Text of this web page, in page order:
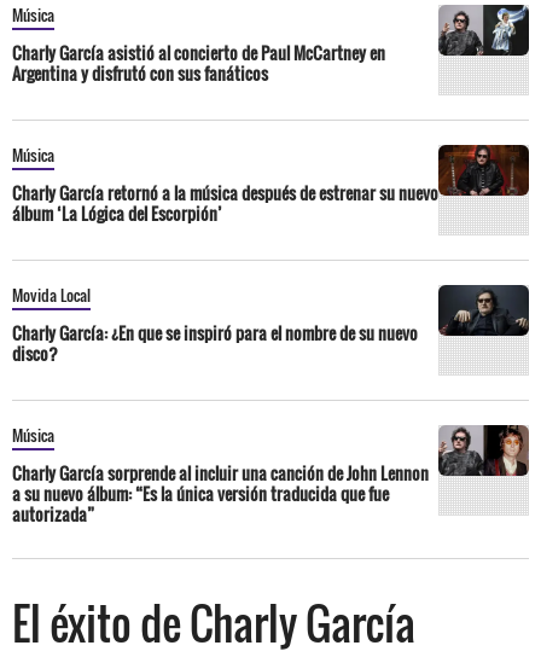
Música
Charly García asistió al concierto de Paul McCartney en
Argentina y disfrutó con sus fanáticos
Música
Charly García retornó a la música después de estrenar su nuevo
álbum ‘La Lógica del Escorpión’
Movida Local
Charly García: ¿En que se inspiró para el nombre de su nuevo
disco?
Música
Charly García sorprende al incluir una canción de John Lennon
a su nuevo álbum: “Es la única versión traducida que fue
autorizada”
El éxito de Charly García